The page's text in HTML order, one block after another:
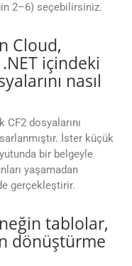
2–6) seçebilirsiniz.
Cloud,
içindeki
nasıl
dosyalarını
İster küçük
bir belgeyle
yaşamadan
gerçekleştirir.
tablolar,
dönüştürme